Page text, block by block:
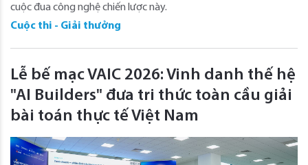
cuộc đua công nghệ chiến lược này.
Cuộc thi - Giải thưởng
Lễ bế mạc VAIC 2026: Vinh danh thế hệ
"AI Builders" đưa tri thức toàn cầu giải
bài toán thực tế Việt Nam